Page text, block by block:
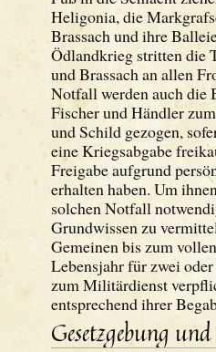
Heligonia, die
Brassach und ihre
Ödlandkrieg stritten die
und Brassach an allen
Notfall werden auch die
Fischer und Händler
und Schild gezogen,
eine Kriegsabgabe
Freigabe aufgrund
erhalten haben. Um
solchen Notfall
Grundwissen zu
Gemeinen bis zum
Lebensjahr für zwei
zum Militärdienst
entsprechend ihrer
Gesetzgebung